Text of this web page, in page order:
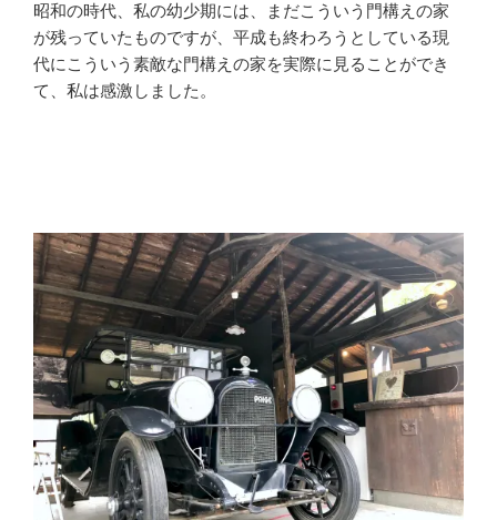
昭和の時代、私の幼少期には、まだこういう門構えの家
が残っていたものですが、平成も終わろうとしている現
代にこういう素敵な門構えの家を実際に見ることができ
て、私は感激しました。